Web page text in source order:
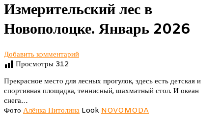
Измерительский лес в
Новополоцке. Январь 2026
Добавить комментарийк
лес
в
Январь
Просмотры 312
Прекрасное место для лесных прогулок, здесь есть детская и
спортивная площадка, теннисный, шахматный стол. И океан
снега…
Фото Алёнка Питолина Look NOVOMODA